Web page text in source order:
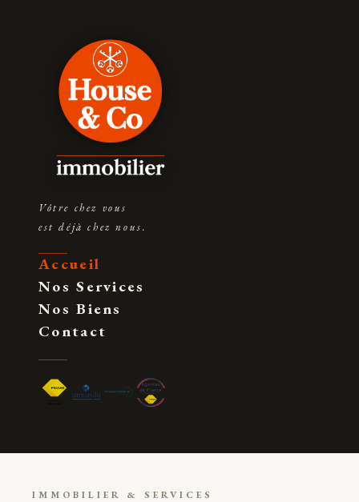
Vôtre chez vous
est déjà chez nous.
Accueil
Nos Services
Nos Biens
Contact
IMMOBILIER & SERVICES